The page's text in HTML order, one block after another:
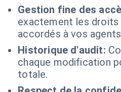
Gestion fine des
exactement les
accordés à vos
Historique d'audit:
chaque modification
totale.